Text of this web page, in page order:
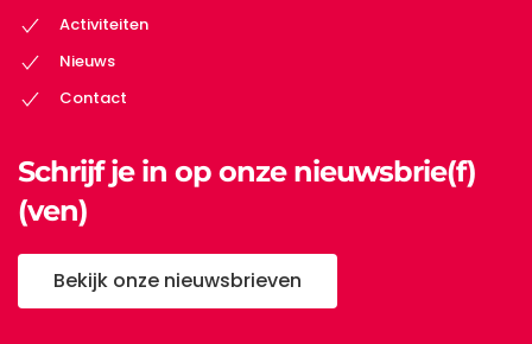
Activiteiten
Nieuws
Contact
Schrijf je in op onze nieuwsbrie(f)
(ven)
Bekijk onze nieuwsbrieven